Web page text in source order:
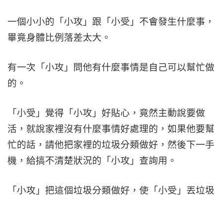
一個小小的「小攻」跟「小受」不會發生什麼事，
畢竟身體比例落差太大。
有一次「小攻」問他有什麼事情是自己可以幫忙做
的。
「小受」覺得「小攻」好貼心，竟然主動說要做
活，就說家裡沒有什麼事情好處理的，如果他要幫
忙的話，請他把家裡的垃圾分類做好，然後下一手
機，給搞不清楚狀況的「小攻」查詢用。
「小攻」把這個垃圾分類做好，使「小受」丟垃圾